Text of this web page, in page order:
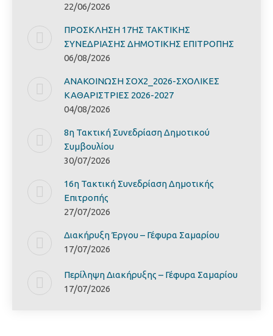
22/06/2026
ΠΡΟΣΚΛΗΣΗ 17ΗΣ ΤΑΚΤΙΚΗΣ
ΣΥΝΕΔΡΙΑΣΗΣ ΔΗΜΟΤΙΚΗΣ ΕΠΙΤΡΟΠΗΣ
06/08/2026
ΑΝΑΚΟΙΝΩΣΗ ΣΟΧ2_2026-ΣΧΟΛΙΚΕΣ
ΚΑΘΑΡΙΣΤΡΙΕΣ 2026-2027
04/08/2026
8η Τακτική Συνεδρίαση Δημοτικού
Συμβουλίου
30/07/2026
16η Τακτική Συνεδρίαση Δημοτικής
Επιτροπής
27/07/2026
Διακήρυξη Έργoυ – Γέφυρα Σαμαρίoυ
17/07/2026
Περίληψη Διακήρυξης – Γέφυρα Σαμαρίoυ
17/07/2026